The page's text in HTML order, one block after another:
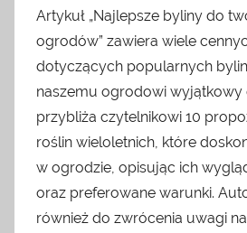
Artykuł „Najlepsze byliny do
ogrodów” zawiera wiele
dotyczących popularnych
naszemu ogrodowi wyjątkowy
przybliża czytelnikowi 10
roślin wieloletnich, które
w ogrodzie, opisując ich
oraz preferowane warunki.
również do zwrócenia uwagi